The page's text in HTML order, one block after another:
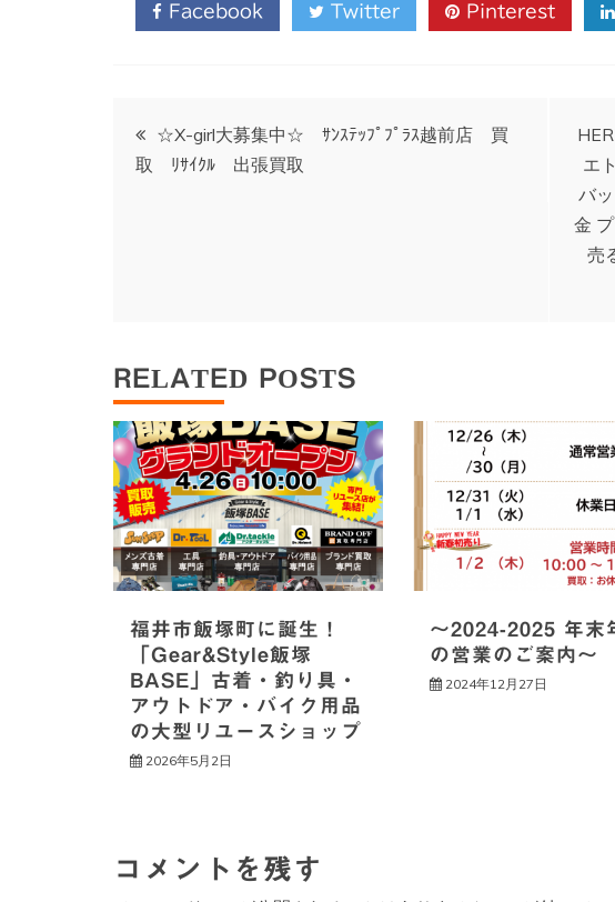
Facebook Twitter Pinterest
投
ゲ
ー
シ
ョ
☆X-girl大募集中☆ ｻﾝｽﾃｯﾌﾟﾌﾟﾗｽ越前店 買
取 ﾘｻｲｸﾙ 出張買取
エ
バ
金
売
RELATED POSTS
福井市飯塚町に誕生！
「Gear&Style飯塚
BASE」古着・釣り具・
アウトドア・バイク用品
の大型リユースショップ
2026年5月2日
～2024-2025 年末
の営業のご案内～
2024年12月27日
コメントを残す